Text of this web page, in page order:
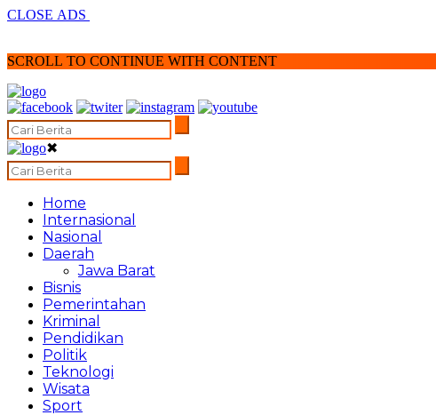
CLOSE ADS
SCROLL TO CONTINUE WITH CONTENT
✖
Home
Internasional
Nasional
Daerah
Jawa Barat
Bisnis
Pemerintahan
Kriminal
Pendidikan
Politik
Teknologi
Wisata
Sport